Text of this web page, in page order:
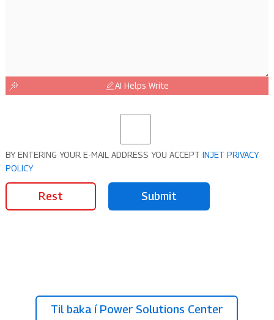
AI Helps Write
BY ENTERING YOUR E-MAIL ADDRESS YOU ACCEPT INJET PRIVACY
POLICY
Rest Submit
Til baka í Power Solutions Center